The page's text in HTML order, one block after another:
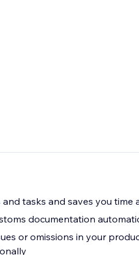
tasks and saves you time
documentation
or omissions in your